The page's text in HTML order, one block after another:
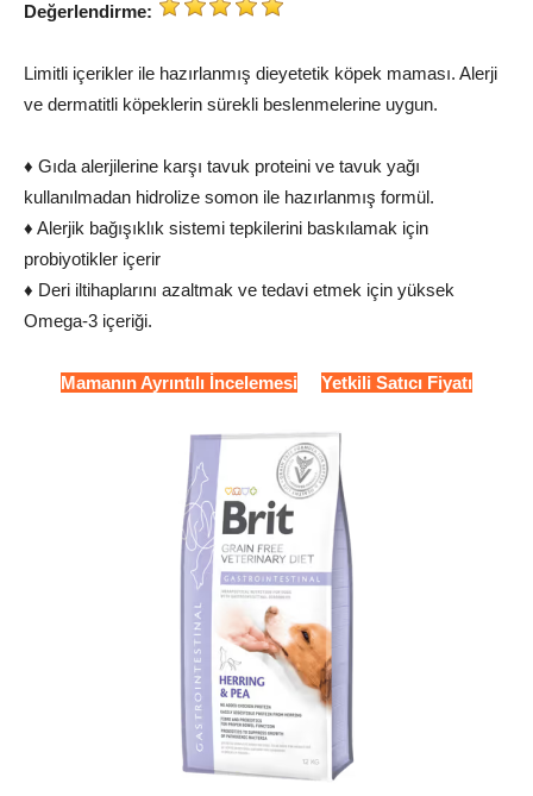
Değerlendirme:
Limitli içerikler ile hazırlanmış dieyetetik köpek maması. Alerji
ve dermatitli köpeklerin sürekli beslenmelerine uygun.
♦ Gıda alerjilerine karşı tavuk proteini ve tavuk yağı
kullanılmadan hidrolize somon ile hazırlanmış formül.
♦ Alerjik bağışıklık sistemi tepkilerini baskılamak için
probiyotikler içerir
♦ Deri iltihaplarını azaltmak ve tedavi etmek için yüksek
Omega-3 içeriği.
Mamanın Ayrıntılı İncelemesi Yetkili Satıcı Fiyatı